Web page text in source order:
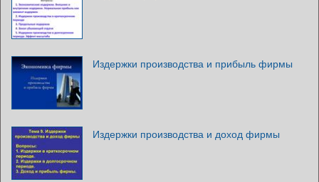
Издержки производства и прибыль фирмы
Издержки производства и доход фирмы